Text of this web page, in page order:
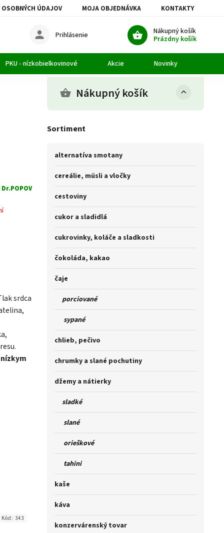
ÚDAJOV MOJA OBJEDNÁVKA KONTAKTY
Nákupný košík
Prázdny košík
Prihlásenie
PKU - nízkobielkovinové Akcie Novinky
Nákupný košík
Sortiment
alternatíva smotany
cereálie, müsli a vločky
cestoviny
cukor a sladidlá
cukrovinky, koláče a sladkosti
čokoláda, kakao
čaje
porciované
sypané
chlieb, pečivo
chrumky a slané pochutiny
džemy a nátierky
sladké
slané
orieškové
tahini
kaše
káva
konzervárenský tovar
Dr.POPOV
srdca
Kód: 343